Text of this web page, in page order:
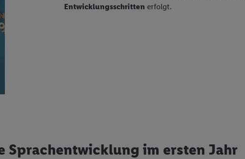
Entwicklungsschritten erfolgt.
Sprachentwicklung im ersten Jahr